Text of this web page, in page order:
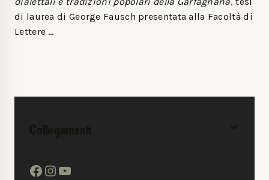
di laurea di George Fausch presentata alla Facoltà di
Lettere …